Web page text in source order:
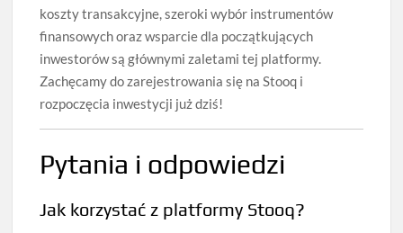
koszty transakcyjne, szeroki wybór instrumentów
finansowych oraz wsparcie dla początkujących
inwestorów są głównymi zaletami tej platformy.
Zachęcamy do zarejestrowania się na Stooq i
rozpoczęcia inwestycji już dziś!
Pytania i odpowiedzi
Jak korzystać z platformy Stooq?